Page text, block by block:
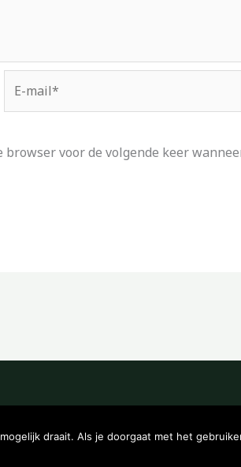
mail*
voor de volgende keer
draait. Als je doorgaat met het